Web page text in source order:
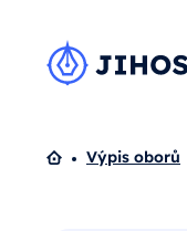
Domů
Výpis oborů